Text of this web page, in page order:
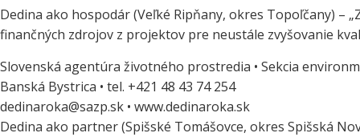
Dedina ako hospodár (Veľké Ripňany, okres Topoľčany) –
finančných zdrojov z projektov pre neustále zvyšovanie
Slovenská agentúra životného prostredia • Sekcia
Banská Bystrica • tel. +421 48 43 74 254
dedinaroka@sazp.sk • www.dedinaroka.sk
Dedina ako partner (Spišské Tomášovce, okres Spišská